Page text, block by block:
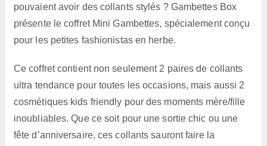
pouvaient avoir des collants stylés ? Gambettes Box
présente le coffret Mini Gambettes, spécialement conçu
pour les petites fashionistas en herbe.
Ce coffret contient non seulement 2 paires de collants
ultra tendance pour toutes les occasions, mais aussi 2
cosmétiques kids friendly pour des moments mère/fille
inoubliables. Que ce soit pour une sortie chic ou une
fête d’anniversaire, ces collants sauront faire la